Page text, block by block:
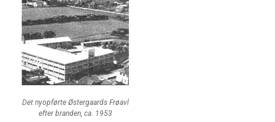
Det nyopførte Østergaards Frøavl
efter branden, ca. 1953